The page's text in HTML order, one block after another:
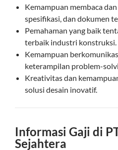
Kemampuan membaca
spesifikasi, dan dokumen
Pemahaman yang baik
terbaik industri konstruksi.
Kemampuan
keterampilan problem-
Kreativitas dan
solusi desain inovatif.
Informasi Gaji di
Sejahtera